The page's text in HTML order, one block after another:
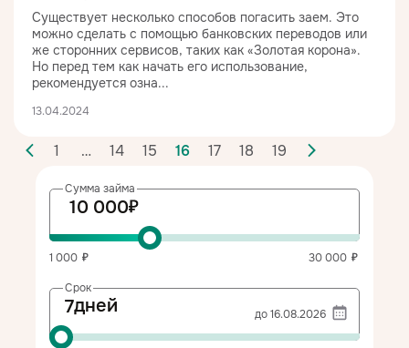
Существует несколько способов погасить заем. Это
можно сделать с помощью банковских переводов или
же сторонних сервисов, таких как «Золотая корона».
Но перед тем как начать его использование,
рекомендуется озна...
13.04.2024
1 … 14 15 16 17 18 19
Сумма займа
1 000 30 000
Срок
дней
дату